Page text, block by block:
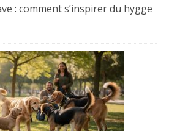
: comment s’inspirer du hygge